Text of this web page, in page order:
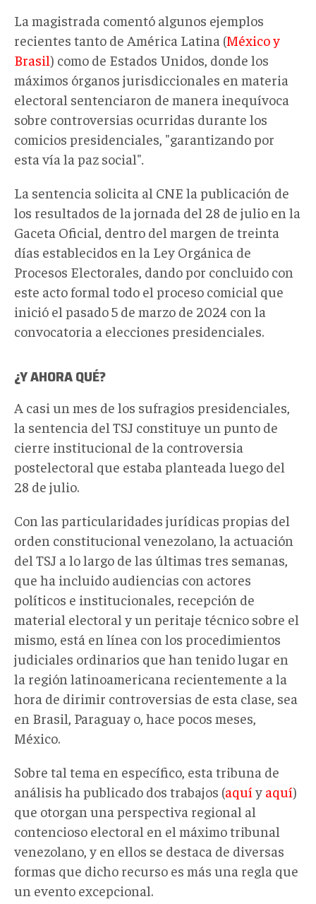
La magistrada comentó algunos ejemplos
recientes tanto de América Latina (México y
Brasil) como de Estados Unidos, donde los
máximos órganos jurisdiccionales en materia
electoral sentenciaron de manera inequívoca
sobre controversias ocurridas durante los
comicios presidenciales, "garantizando por
esta vía la paz social"
La sentencia solicita al CNE la publicación de
los resultados de la jornada del 28 de julio en la
Gaceta Oficial, dentro del margen de treinta
días establecidos en la Ley Orgánica de
Procesos Electorales, dando por concluido con
este acto formal todo el proceso comicial que
inició el pasado 5 de marzo de 2024 con la
convocatoria a elecciones presidenciales.
¿Y AHORA QUÉ?
A casi un mes de los sufragios presidenciales,
la sentencia del TSJ constituye un punto de
cierre institucional de la controversia
postelectoral que estaba planteada luego del
28 de julio.
Con las particularidades jurídicas propias del
orden constitucional venezolano, la actuación
del TSJ a lo largo de las últimas tres semanas,
que ha incluido audiencias con actores
políticos e institucionales, recepción de
material electoral y un peritaje técnico sobre el
mismo, está en línea con los procedimientos
judiciales ordinarios que han tenido lugar en
la región latinoamericana recientemente a la
hora de dirimir controversias de esta clase, sea
en Brasil, Paraguay o, hace pocos meses,
México.
Sobre tal tema en específico, esta tribuna de
análisis ha publicado dos trabajos (aquí y aquí)
que otorgan una perspectiva regional al
contencioso electoral en el máximo tribunal
venezolano, y en ellos se destaca de diversas
formas que dicho recurso es más una regla que
un evento excepcional.